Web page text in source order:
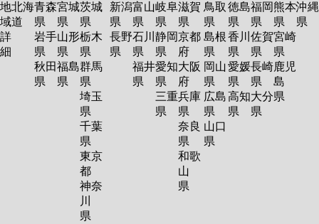
地
域
詳
細
北海
道
青森
県
岩手
県
秋田
県
宮城
県
山形
県
福島
県
茨城
県
栃木
県
群馬
県
埼玉
県
千葉
県
東京
都
神奈
川
県
新潟
県
長野
県
富山
県
石川
県
福井
県
岐阜
県
静岡
県
愛知
県
三重
県
滋賀
県
京都
府
大阪
府
兵庫
県
奈良
県
和歌
山
県
鳥取
県
島根
県
岡山
県
広島
県
山口
県
徳島
県
香川
県
愛媛
県
高知
県
福岡
県
佐賀
県
長崎
県
大分
県
熊本
県
宮崎
県
鹿児
島
県
沖縄
県